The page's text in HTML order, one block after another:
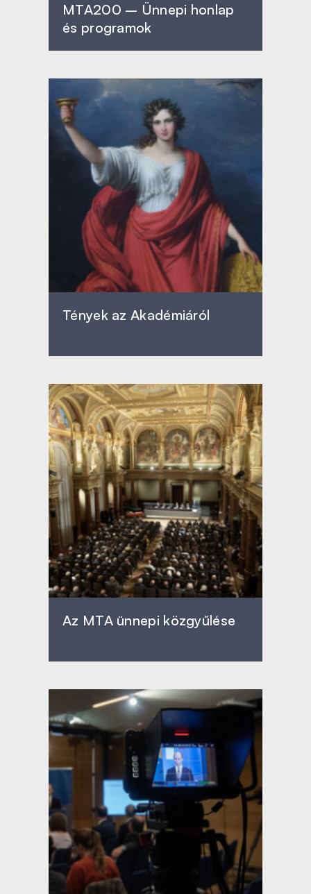
MTA200 – Ünnepi honlap
és programok
Tények az Akadémiáról
Az MTA ünnepi közgyűlése